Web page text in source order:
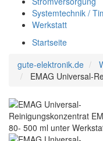
Systemtechnik /
Werkstatt
Startseite
gute-elektronik.de
EMAG Universal-